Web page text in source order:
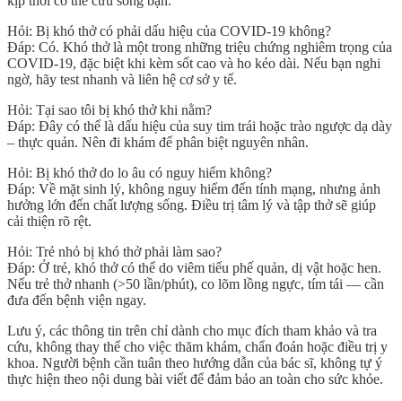
Hỏi: Bị khó thở có phải dấu hiệu của COVID-19 không?
Đáp: Có. Khó thở là một trong những triệu chứng nghiêm trọng của
COVID-19, đặc biệt khi kèm sốt cao và ho kéo dài. Nếu bạn nghi
ngờ, hãy test nhanh và liên hệ cơ sở y tế.
Hỏi: Tại sao tôi bị khó thở khi nằm?
Đáp: Đây có thể là dấu hiệu của suy tim trái hoặc trào ngược dạ dày
– thực quản. Nên đi khám để phân biệt nguyên nhân.
Hỏi: Bị khó thở do lo âu có nguy hiểm không?
Đáp: Về mặt sinh lý, không nguy hiểm đến tính mạng, nhưng ảnh
hưởng lớn đến chất lượng sống. Điều trị tâm lý và tập thở sẽ giúp
cải thiện rõ rệt.
Hỏi: Trẻ nhỏ bị khó thở phải làm sao?
Đáp: Ở trẻ, khó thở có thể do viêm tiểu phế quản, dị vật hoặc hen.
Nếu trẻ thở nhanh (>50 lần/phút), co lõm lồng ngực, tím tái — cần
đưa đến bệnh viện ngay.
Lưu ý, các thông tin trên chỉ dành cho mục đích tham khảo và tra
cứu, không thay thế cho việc thăm khám, chẩn đoán hoặc điều trị y
khoa. Người bệnh cần tuân theo hướng dẫn của bác sĩ, không tự ý
thực hiện theo nội dung bài viết để đảm bảo an toàn cho sức khỏe.